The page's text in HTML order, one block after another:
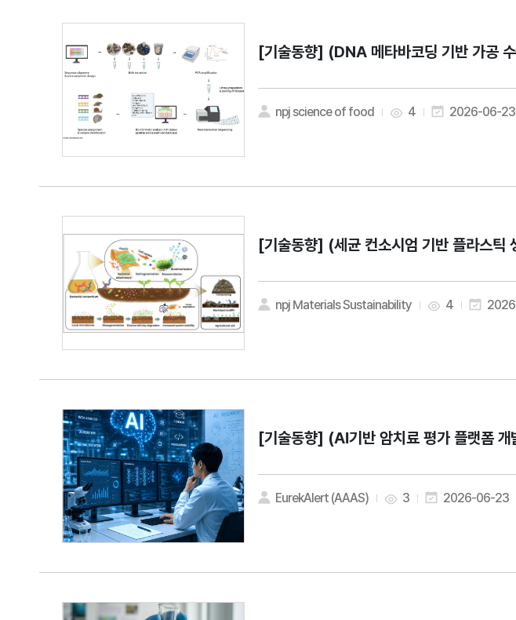
[기술동향] (DNA 메타바코딩 기반
npj science of food 4 2026-06-23
[기술동향] (세균 컨소시엄 기반 플
npj Materials Sustainability 4
[기술동향] (AI기반 암치료 평가 플랫
EurekAlert (AAAS) 3 2026-06-23